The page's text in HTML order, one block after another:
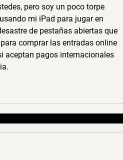
pero soy un poco torpe
mi iPad para jugar en
de pestañas abiertas que
comprar las entradas online
aceptan pagos internacionales